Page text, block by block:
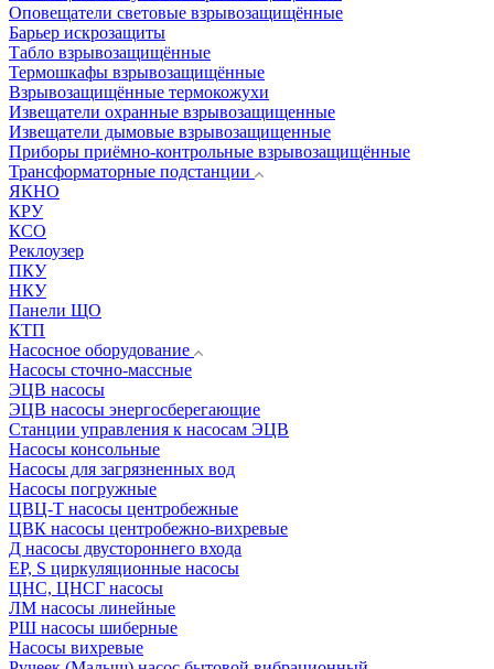
Оповещатели световые взрывозащищённые
Барьер искрозащиты
Табло взрывозащищённые
Термошкафы взрывозащищённые
Взрывозащищённые термокожухи
Извещатели охранные взрывозащищенные
Извещатели дымовые взрывозащищенные
Приборы приёмно-контрольные взрывозащищённые
Трансформаторные подстанции
ЯКНО
КРУ
КСО
Реклоузер
ПКУ
НКУ
Панели ЩО
КТП
Насосное оборудование
Насосы сточно-массные
ЭЦВ насосы
ЭЦВ насосы энергосберегающие
Станции управления к насосам ЭЦВ
Насосы консольные
Насосы для загрязненных вод
Насосы погружные
ЦВЦ-Т насосы центробежные
ЦВК насосы центробежно-вихревые
Д насосы двустороннего входа
EP, S циркуляционные насосы
ЦНС, ЦНСГ насосы
ЛМ насосы линейные
РШ насосы шиберные
Насосы вихревые